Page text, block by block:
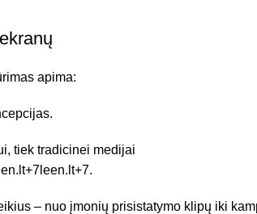
apima:
tiek tradicinei medijai
+7 leen.lt+7.
– nuo įmonių prisistatymo klipų iki